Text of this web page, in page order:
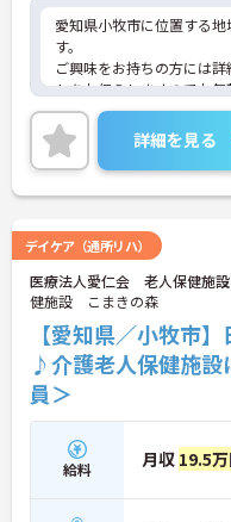
愛知県小牧市に位置する
す。
ご興味をお持ちの方には
トをお伝えしますのでお
いませ。
詳細を見る
デイケア（通所リハ）
医療法人愛仁会 老人保健施
健施設 こまきの森
【愛知県／小牧市
♪介護老人保健施設
員＞
給料 月収 19.5